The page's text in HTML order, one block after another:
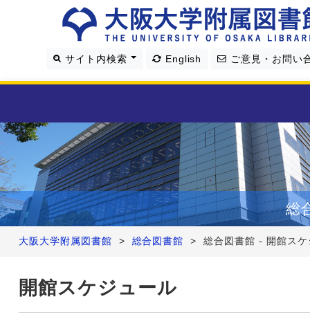
サイト内検索 English ご意見・お問い
利用案内
資料を探す
学習・研究支援
大阪大学附属図書館 > 総合図書館 > 総合図書館 - 開館スケ
総
開館スケジュール